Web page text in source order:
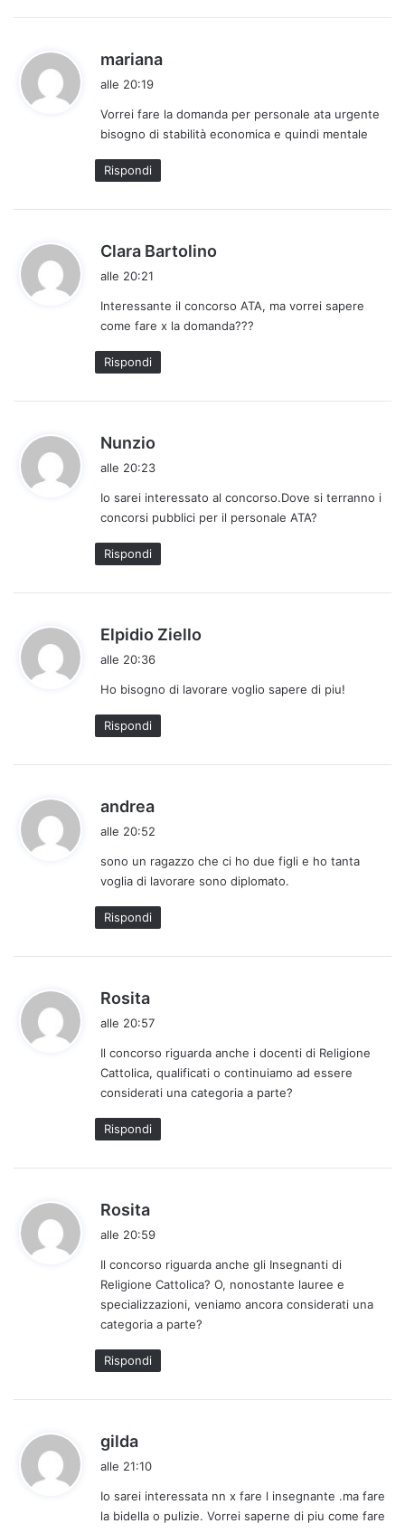
mariana
e
t
alle 20:19
Vorrei fare la domanda per personale ata urgente
bisogno di stabilità economica e quindi mentale
Rispondi
Clara Bartolino
e
t
alle 20:21
Interessante il concorso ATA, ma vorrei sapere
come fare x la domanda???
Rispondi
Nunzio
e
t
t
o
alle 20:23
Io sarei interessato al concorso.Dove si terranno i
concorsi pubblici per il personale ATA?
Rispondi
Elpidio Ziello
e
alle 20:36
Ho bisogno di lavorare voglio sapere di piu!
Rispondi
andrea
e
t
t
o
alle 20:52
sono un ragazzo che ci ho due figli e ho tanta
voglia di lavorare sono diplomato.
Rispondi
Rosita
a
e
t
t
o
:
alle 20:57
Il concorso riguarda anche i docenti di Religione
Cattolica, qualificati o continuiamo ad essere
considerati una categoria a parte?
Rispondi
Rosita
a
e
t
t
o
:
alle 20:59
Il concorso riguarda anche gli Insegnanti di
Religione Cattolica? O, nonostante lauree e
specializzazioni, veniamo ancora considerati una
categoria a parte?
Rispondi
gilda
a
e
t
alle 21:10
Io sarei interessata nn x fare l insegnante .ma fare
la bidella o pulizie. Vorrei saperne di piu come fare